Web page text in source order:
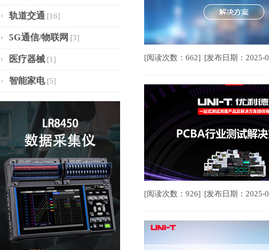
轨道交通 [16]
5G通信/物联网 [3]
医疗器械 [1]
智能家电 [5]
[阅读次数：662] [发布日期：2025-
[阅读次数：926] [发布日期：2025-